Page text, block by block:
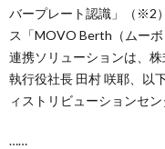
バープレート認識」（※2
ス「MOVO Berth（ムー
連携ソリューションは、
執行役社長 田村 咲耶、以
ィストリビューションセ
……